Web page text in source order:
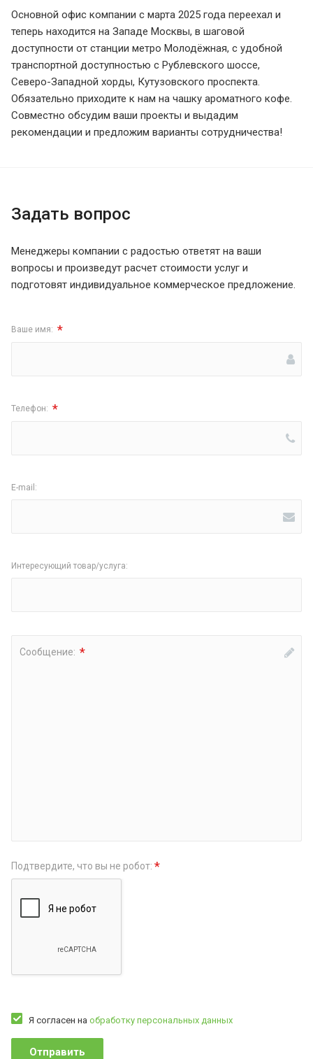
Основной офис компании с марта 2025 года переехал и
теперь находится на Западе Москвы, в шаговой
доступности от станции метро Молодёжная, с удобной
транспортной доступностью с Рублевского шоссе,
Северо-Западной хорды, Кутузовского проспекта.
Обязательно приходите к нам на чашку ароматного кофе.
Совместно обсудим ваши проекты и выдадим
рекомендации и предложим варианты сотрудничества!
Задать вопрос
Менеджеры компании с радостью ответят на ваши
вопросы и произведут расчет стоимости услуг и
подготовят индивидуальное коммерческое предложение.
Ваше имя: *
Телефон: *
E-mail:
Интересующий товар/услуга:
Сообщение: *
Подтвердите, что вы не робот: *
Я согласен на обработку персональных данных
Отправить